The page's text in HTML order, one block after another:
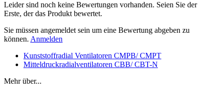
Leider sind noch keine Bewertungen vorhanden. Seien Sie der
Erste, der das Produkt bewertet.
Sie müssen angemeldet sein um eine Bewertung abgeben zu
können. Anmelden
Kunststoffradial Ventilatoren CMPB/ CMPT
Mitteldruckradialventilatoren CBB/ CBT-N
Mehr über...